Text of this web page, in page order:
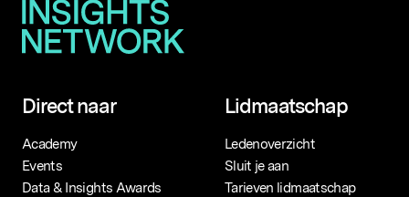
Direct naar
Academy
Events
Data & Insights Awards
Lidmaatschap
Ledenoverzicht
Sluit je aan
Tarieven lidmaatschap